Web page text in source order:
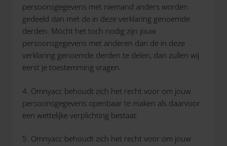
persoonsgegevens met niemand anders worden
gedeeld dan met de in deze verklaring genoemde
derden. Mocht het toch nodig zijn jouw
persoonsgegevens met anderen dan de in deze
verklaring genoemde derden te delen, dan zullen wij
eerst je toestemming vragen.
4. Omnyacc behoudt zich het recht voor om jouw
persoonsgegevens openbaar te maken als daarvoor
een wettelijke verplichting bestaat.
5. Omnyacc behoudt zich het recht voor om jouw